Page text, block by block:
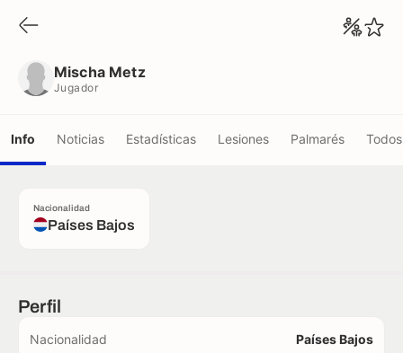
Mischa Metz
Jugador
Info Noticias Estadísticas Lesiones Palmarés
Nacionalidad
Países Bajos
Perfil
Nacionalidad Países Bajos